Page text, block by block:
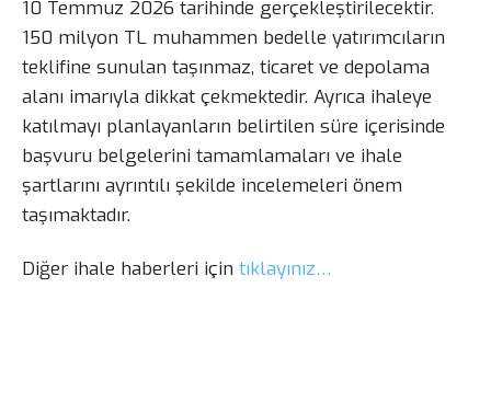
10 Temmuz 2026 tarihinde gerçekleştirilecektir.
150 milyon TL muhammen bedelle yatırımcıların
teklifine sunulan taşınmaz, ticaret ve depolama
alanı imarıyla dikkat çekmektedir. Ayrıca ihaleye
katılmayı planlayanların belirtilen süre içerisinde
başvuru belgelerini tamamlamaları ve ihale
şartlarını ayrıntılı şekilde incelemeleri önem
taşımaktadır.
Diğer ihale haberleri için tıklayınız…